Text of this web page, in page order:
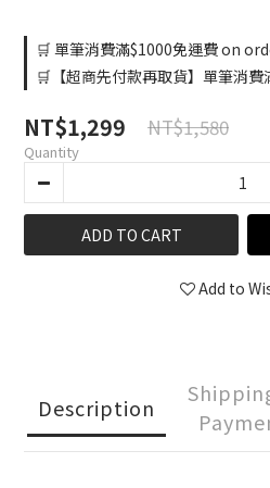
🛒 單筆消費滿$1000免運費 on
🛒【超商先付款再取貨】單筆消
NT$1,299 NT$1,580
Quantity
ADD TO CART
Add to
Description